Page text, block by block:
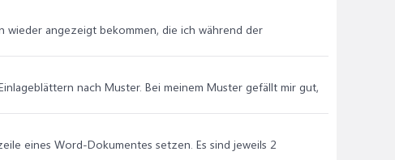
wieder angezeigt bekommen, die ich während der
nach Muster. Bei meinem Muster gefällt mir gut,
eines Word-Dokumentes setzen. Es sind jeweils 2